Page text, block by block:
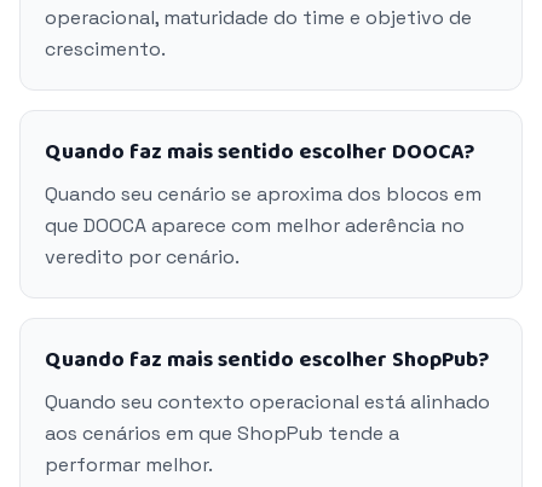
operacional, maturidade do time e objetivo de
crescimento.
Quando faz mais sentido escolher DOOCA?
Quando seu cenário se aproxima dos blocos em
que DOOCA aparece com melhor aderência no
veredito por cenário.
Quando faz mais sentido escolher ShopPub?
Quando seu contexto operacional está alinhado
aos cenários em que ShopPub tende a
performar melhor.